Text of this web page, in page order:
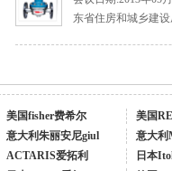
东省住房和城乡建
美国fisher费希尔
美国
意大利朱丽安尼giul
意大利
ACTARIS爱拓利
日本